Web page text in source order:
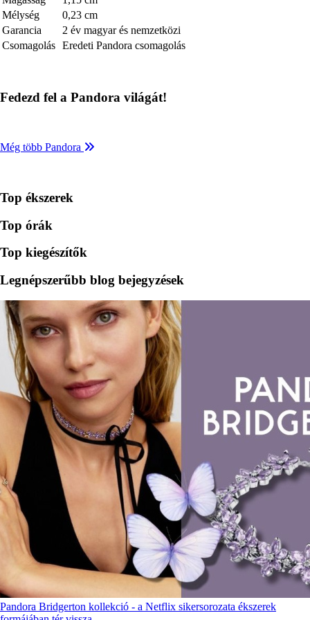
Mélység
0,23 cm
Garancia
2 év magyar és nemzetközi
Csomagolás Eredeti Pandora csomagolás
Fedezd fel a Pandora világát!
Még több Pandora
Top ékszerek
Top órák
Top kiegészítők
Legnépszerűbb blog bejegyzések
Pandora Bridgerton kollekció - a Netflix sikersorozata ékszerek